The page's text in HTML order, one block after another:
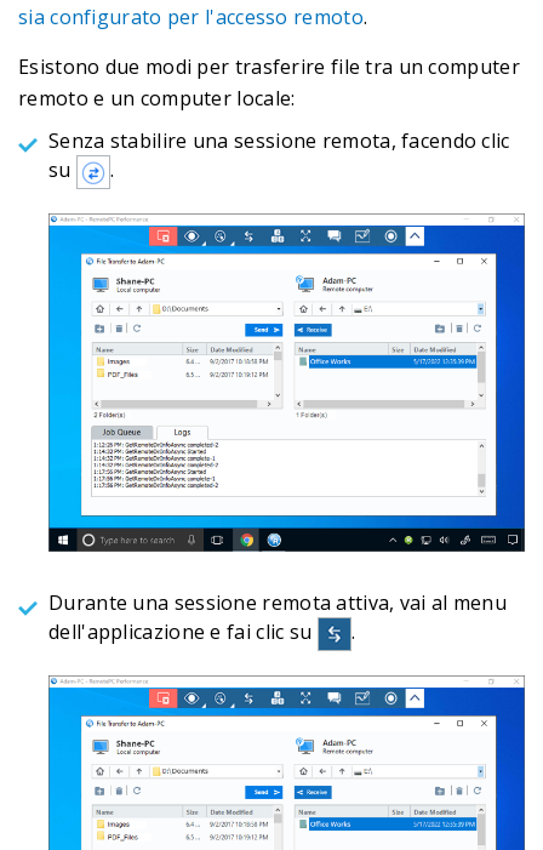
sia configurato per l'accesso remoto.
Esistono due modi per trasferire file tra un computer
remoto e un computer locale:
Senza stabilire una sessione remota, facendo clic
su
.
Durante una sessione remota attiva, vai al menu
dell'applicazione e fai clic su
.